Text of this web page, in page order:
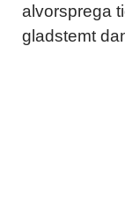
alvorsprega
gladstemt